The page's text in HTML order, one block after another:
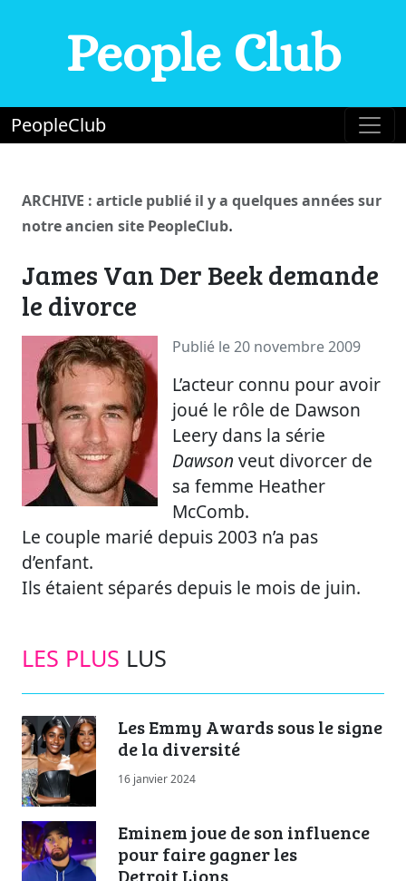
People Club
PeopleClub
ARCHIVE : article publié il y a quelques années sur
notre ancien site PeopleClub.
James Van Der Beek demande
le divorce
Publié le 20 novembre 2009
L’acteur connu pour avoir
joué le rôle de Dawson
Leery dans la série
Dawson veut divorcer de
sa femme Heather
McComb.
Le couple marié depuis 2003 n’a pas
d’enfant.
Ils étaient séparés depuis le mois de juin.
LES PLUS LUS
Les Emmy Awards sous le signe
de la diversité
16 janvier 2024
Eminem joue de son influence
pour faire gagner les
Detroit Lions